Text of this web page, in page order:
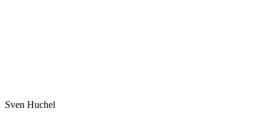
Sven Huchel